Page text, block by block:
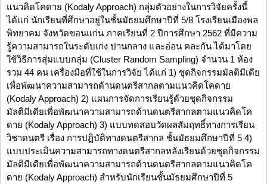
แนวคิดโคดาย (Kodaly Approach) กลุ่มตัวอย่างในการวิจัยครั้งนี้
ได้แก่ นักเรียนที่ศึกษาอยู่ในชั้นมัธยมศึกษาปีที่ 5/8 โรงเรียนเมืองพล
พิทยาคม จังหวัดขอนแก่น ภาคเรียนที่ 2 ปีการศึกษา 2562 ที่มีความ
รู้ความสามารถในระดับเก่ง ปานกลาง และอ่อน คละกัน ได้มาโดย
ใช้วิธีการสุ่มแบบกลุ่ม (Cluster Random Sampling) จำนวน 1 ห้อง
รวม 44 คน เครื่องมือที่ใช้ในการวิจัย ได้แก่ 1) ชุดกิจกรรมมัลติมีเดีย
เพื่อพัฒนาความสามารถด้านดนตรีสากลตามแนวคิดโคดาย
(Kodaly Approach) 2) แผนการจัดการเรียนรู้ด้วยชุดกิจกรรม
มัลติมีเดียเพื่อพัฒนาความสามารถด้านดนตรีสากลตามแนวคิดโค
ดาย (Kodaly Approach) 3) แบบทดสอบวัดผลสัมฤทธิ์ทางการเรียน
วิชาดนตรี เรื่อง การปฏิบัติทางดนตรีสากล ชั้นมัธยมศึกษาปีที่ 5 4)
แบบประเมินความสามารถทางดนตรีสากลหลังเรียนด้วยชุดกิจกรรม
มัลติมีเดียเพื่อพัฒนาความสามารถด้านดนตรีสากลตามแนวคิดโค
ดาย (Kodaly Approach) สำหรับนักเรียนชั้นมัธยมศึกษาปีที่ 5